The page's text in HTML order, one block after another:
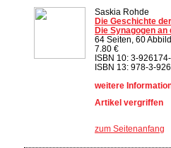
Saskia Rohde
Die Geschichte
Die Synagogen an
64 Seiten, 60
7.80 €
ISBN 10: 3-
ISBN 13: 978-3-
weitere
Artikel vergriffen
zum Seitenanfang